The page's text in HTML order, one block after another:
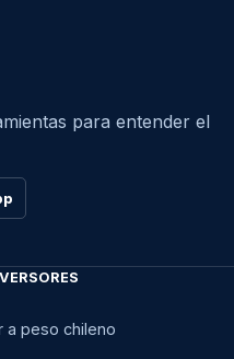
para entender el
a peso chileno